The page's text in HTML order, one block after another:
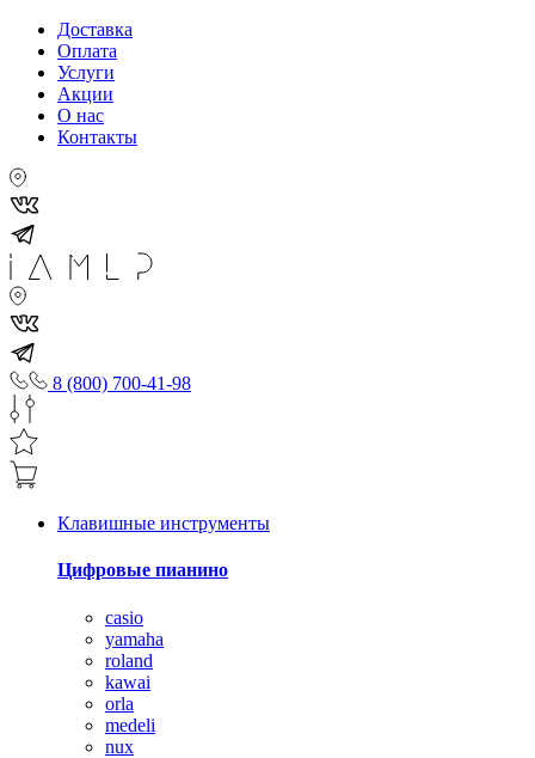
Доставка
Оплата
Услуги
Акции
О нас
Контакты
8 (800) 700-41-98
Клавишные инструменты
Цифровые пианино
casio
yamaha
roland
kawai
orla
medeli
nux